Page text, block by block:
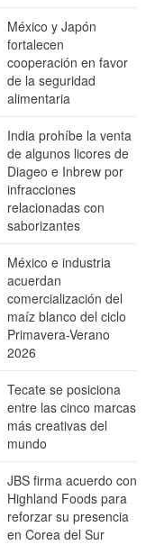
México y Japón
fortalecen
cooperación en favor
de la seguridad
alimentaria
India prohíbe la venta
de algunos licores de
Diageo e Inbrew por
infracciones
relacionadas con
saborizantes
México e industria
acuerdan
comercialización del
maíz blanco del ciclo
Primavera-Verano
2026
Tecate se posiciona
entre las cinco marcas
más creativas del
mundo
JBS firma acuerdo con
Highland Foods para
reforzar su presencia
en Corea del Sur